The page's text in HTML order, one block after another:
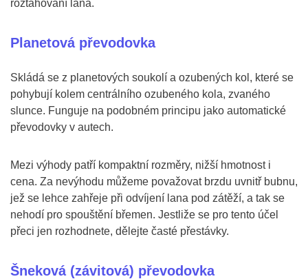
roztahování lana.
Planetová převodovka
Skládá se z planetových soukolí a ozubených kol, které se
pohybují kolem centrálního ozubeného kola, zvaného
slunce. Funguje na podobném principu jako automatické
převodovky v autech.
Mezi výhody patří kompaktní rozměry, nižší hmotnost i
cena. Za nevýhodu můžeme považovat brzdu uvnitř bubnu,
jež se lehce zahřeje při odvíjení lana pod zátěží, a tak se
nehodí pro spouštění břemen. Jestliže se pro tento účel
přeci jen rozhodnete, dělejte časté přestávky.
Šneková (závitová) převodovka